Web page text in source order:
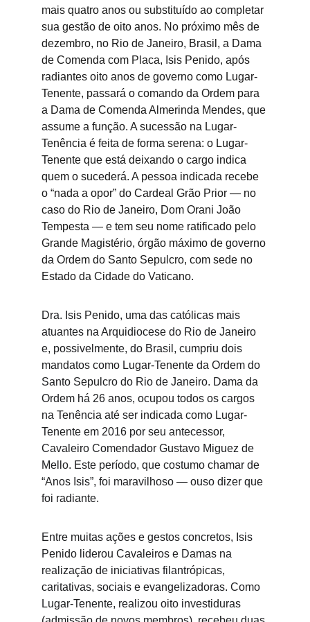
mais quatro anos ou substituído ao completar
sua gestão de oito anos. No próximo mês de
dezembro, no Rio de Janeiro, Brasil, a Dama
de Comenda com Placa, Isis Penido, após
radiantes oito anos de governo como Lugar-
Tenente, passará o comando da Ordem para
a Dama de Comenda Almerinda Mendes, que
assume a função. A sucessão na Lugar-
Tenência é feita de forma serena: o Lugar-
Tenente que está deixando o cargo indica
quem o sucederá. A pessoa indicada recebe
o “nada a opor” do Cardeal Grão Prior — no
caso do Rio de Janeiro, Dom Orani João
Tempesta — e tem seu nome ratificado pelo
Grande Magistério, órgão máximo de governo
da Ordem do Santo Sepulcro, com sede no
Estado da Cidade do Vaticano.
Dra. Isis Penido, uma das católicas mais
atuantes na Arquidiocese do Rio de Janeiro
e, possivelmente, do Brasil, cumpriu dois
mandatos como Lugar-Tenente da Ordem do
Santo Sepulcro do Rio de Janeiro. Dama da
Ordem há 26 anos, ocupou todos os cargos
na Tenência até ser indicada como Lugar-
Tenente em 2016 por seu antecessor,
Cavaleiro Comendador Gustavo Miguez de
Mello. Este período, que costumo chamar de
“Anos Isis”, foi maravilhoso — ouso dizer que
foi radiante.
Entre muitas ações e gestos concretos, Isis
Penido liderou Cavaleiros e Damas na
realização de iniciativas filantrópicas,
caritativas, sociais e evangelizadoras. Como
Lugar-Tenente, realizou oito investiduras